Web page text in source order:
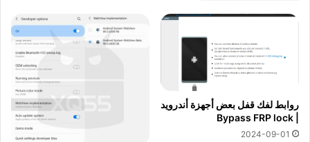
روابط لفك قفل بعض أجهزة أندرويد
2024-09-01